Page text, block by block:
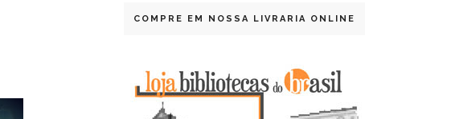
COMPRE EM NOSSA LIVRARIA ONLINE